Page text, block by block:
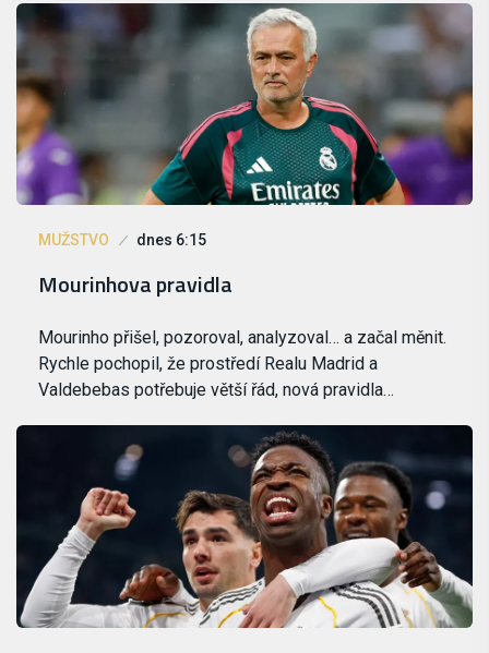
MUŽSTVO dnes 6:15
Mourinhova pravidla
Mourinho přišel, pozoroval, analyzoval… a začal měnit.
Rychle pochopil, že prostředí Realu Madrid a
Valdebebas potřebuje větší řád, nová pravidla…